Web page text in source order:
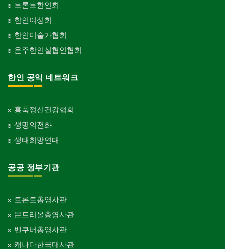
토론토한인회
한인여성회
한인미술가협회
온주한인실협인협회
한인 공익 네트워크
홍푹정신건강협회
생명의전화
생태희망연대
공공 정부기관
토론토총영사관
몬트리올총영사관
벤쿠버총영사관
캐나다한국대사관